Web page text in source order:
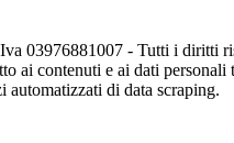
03976881007 - Tutti i diritti
ai contenuti e ai dati
automatizzati di data scraping.